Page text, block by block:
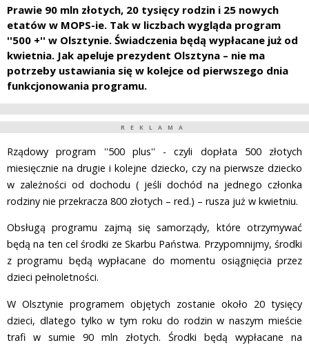
Prawie 90 mln złotych, 20 tysięcy rodzin i 25 nowych
etatów w MOPS-ie. Tak w liczbach wygląda program
''500 +'' w Olsztynie. Świadczenia będą wypłacane już od
kwietnia. Jak apeluje prezydent Olsztyna – nie ma
potrzeby ustawiania się w kolejce od pierwszego dnia
funkcjonowania programu.
REKLAMA
Rządowy program ''500 plus'' - czyli dopłata 500 złotych
miesięcznie na drugie i kolejne dziecko, czy na pierwsze dziecko
w zależności od dochodu ( jeśli dochód na jednego członka
rodziny nie przekracza 800 złotych – red.) – rusza już w kwietniu.
Obsługą programu zajmą się samorządy, które otrzymywać
będą na ten cel środki ze Skarbu Państwa. Przypomnijmy, środki
z programu będą wypłacane do momentu osiągnięcia przez
dzieci pełnoletności.
W Olsztynie programem objętych zostanie około 20 tysięcy
dzieci, dlatego tylko w tym roku do rodzin w naszym mieście
trafi w sumie 90 mln złotych. Środki będą wypłacane na